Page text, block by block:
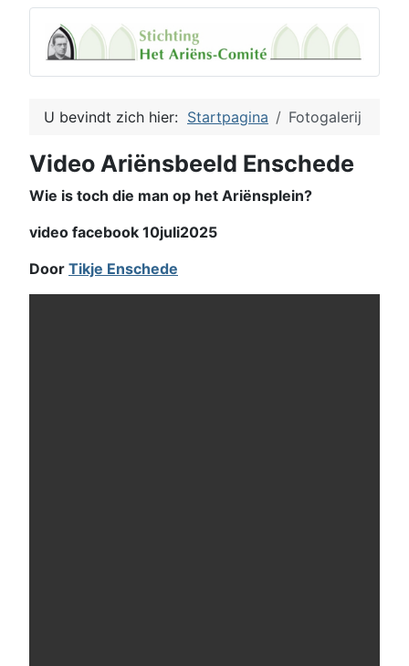
U bevindt zich hier: Startpagina Fotogalerij
Video Ariënsbeeld Enschede
Wie is toch die man op het Ariënsplein?
video facebook 10juli2025
Door Tikje Enschede